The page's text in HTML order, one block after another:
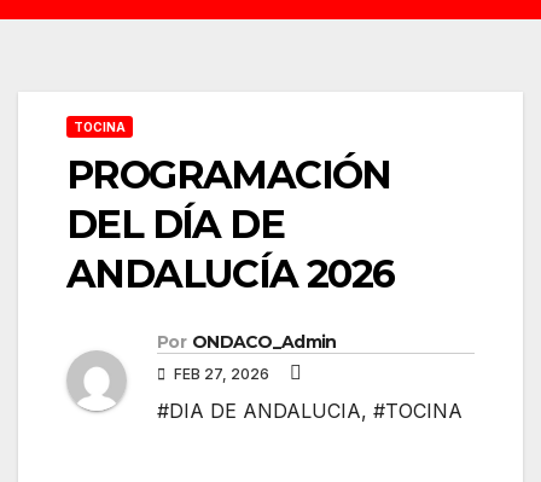
TOCINA
PROGRAMACIÓN
DEL DÍA DE
ANDALUCÍA 2026
Por ONDACO_Admin
FEB 27, 2026
#DIA DE ANDALUCIA, #TOCINA